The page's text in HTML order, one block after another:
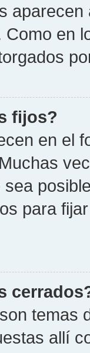
en
fijos?
en el
para
temas
allí